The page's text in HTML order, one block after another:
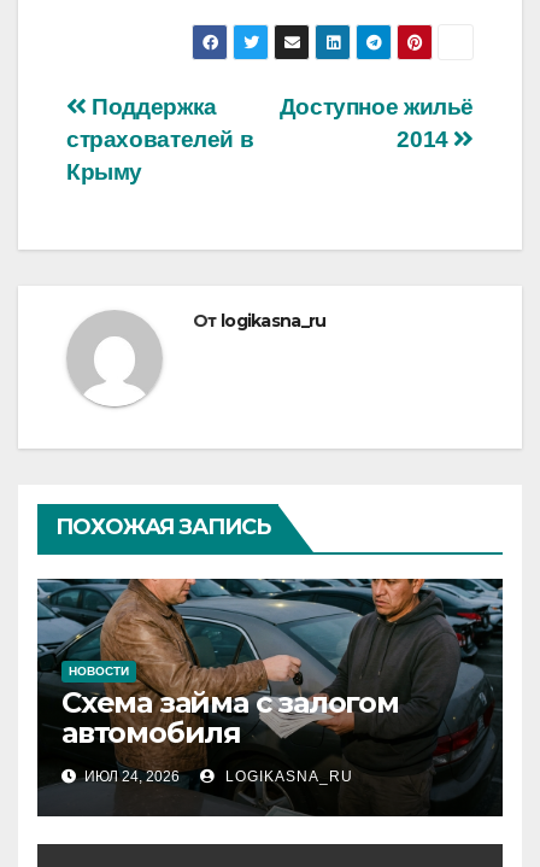
Навигация
по
Доступное жильё
2014
Поддержка
страхователей в
Крыму
От logikasna_ru
ПОХОЖАЯ ЗАПИСЬ
НОВОСТИ
Схема займа с залогом
автомобиля
ИЮЛ 24, 2026 LOGIKASNA_RU